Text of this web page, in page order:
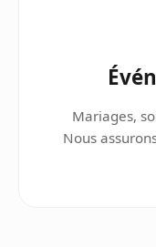
Mariages,
Nous